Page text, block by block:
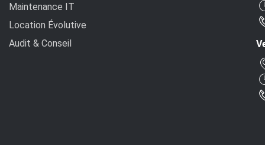
Maintenance IT
Location Évolutive
Audit & Conseil